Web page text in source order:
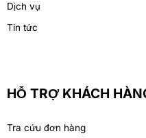
Dịch vụ
Tin tức
HỖ TRỢ KHÁCH
Tra cứu đơn hàng